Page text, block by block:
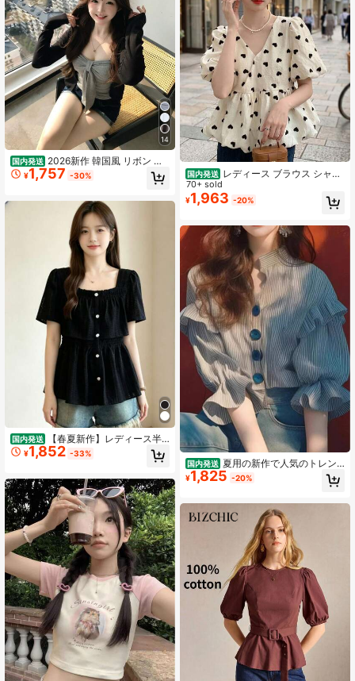
14
国内発送 2026新作 韓国風 リボン 水
玉 2点セット キャミソール＋長袖カ
ーディガン UVカット レディース 夏
¥1,757 -30%
国内発送
【春夏新作】レディース半
袖カットアウトブラウス（フリル／
大きいサイズ） おしゃれ 上品 感 何
り 細見え 体型カバー
¥1,852 -33%
国内発送 レディース ブラウス シャツ
トップス Vネック パフスリーブ ぽわ
ん袖 ボリューム袖 半袖 ハート柄 総
柄 ペプラム チュニック ティアード
カバー お腹周りカバー 骨格ウェーブ
骨格ストレート 大人可愛い フェミニ
ン ガーリー フレンチガーリー レト
ロ クラシック 韓国ファッション デ
ート お出かけ 女子会 旅行 休日コー
デ きれいめ 上品 清潔感 柔らかい 涼
しい 快適 シワになりにくい 春 夏 秋
ホワイト ブラック アイボリー
70+ sold
¥1,963 -20%
国内発送 夏用の新作で人気のトレン
ドアイテム、こだわりのある個性的
なトップス。 とても見栄えの良いス
¥1,825 -20%